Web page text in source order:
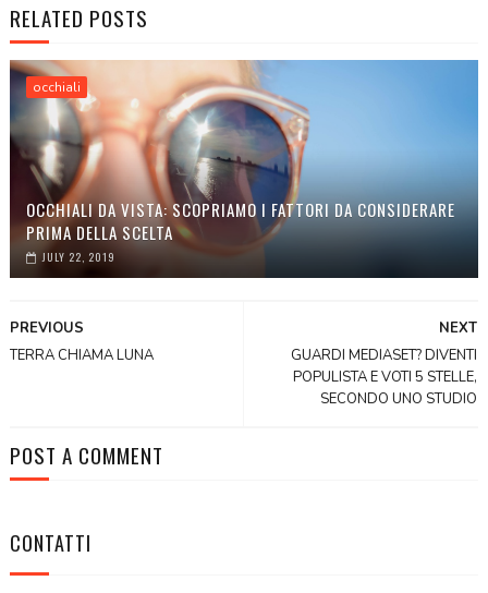
RELATED POSTS
occhiali
OCCHIALI DA VISTA: SCOPRIAMO I FATTORI DA CONSIDERARE
PRIMA DELLA SCELTA
JULY 22, 2019
NEXT
GUARDI MEDIASET? DIVENTI
POPULISTA E VOTI 5 STELLE,
SECONDO UNO STUDIO
PREVIOUS
TERRA CHIAMA LUNA
POST A COMMENT
CONTATTI